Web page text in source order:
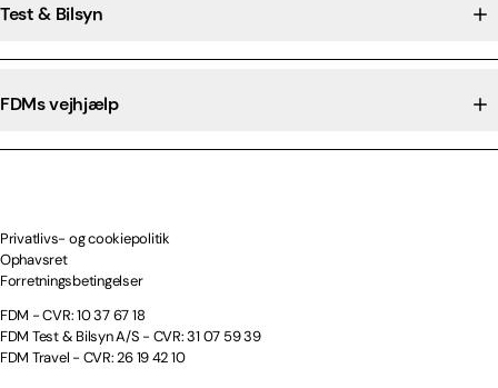
Test & Bilsyn
FDMs vejhjælp
Privatlivs- og cookiepolitik
Ophavsret
Forretningsbetingelser
FDM - CVR: 10 37 67 18
FDM Test & Bilsyn A/S - CVR: 31 07 59 39
FDM Travel - CVR: 26 19 42 10